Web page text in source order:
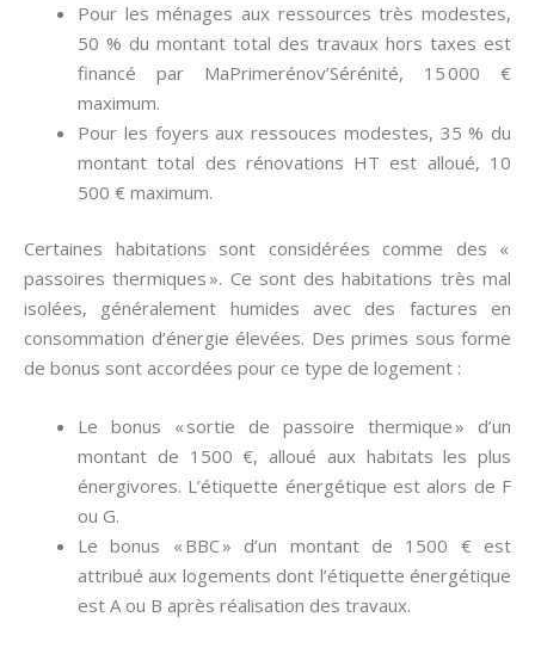
Pour les ménages aux ressources très modestes,
50 % du montant total des travaux hors taxes est
financé par MaPrimerénov’Sérénité, 15 000 €
maximum.
Pour les foyers aux ressouces modestes, 35 % du
montant total des rénovations HT est alloué, 10
500 € maximum.
Certaines habitations sont considérées comme des «
passoires thermiques ». Ce sont des habitations très mal
isolées, généralement humides avec des factures en
consommation d’énergie élevées. Des primes sous forme
de bonus sont accordées pour ce type de logement :
Le bonus « sortie de passoire thermique » d’un
montant de 1500 €, alloué aux habitats les plus
énergivores. L’étiquette énergétique est alors de F
ou G.
Le bonus « BBC » d’un montant de 1500 € est
attribué aux logements dont l’étiquette énergétique
est A ou B après réalisation des travaux.